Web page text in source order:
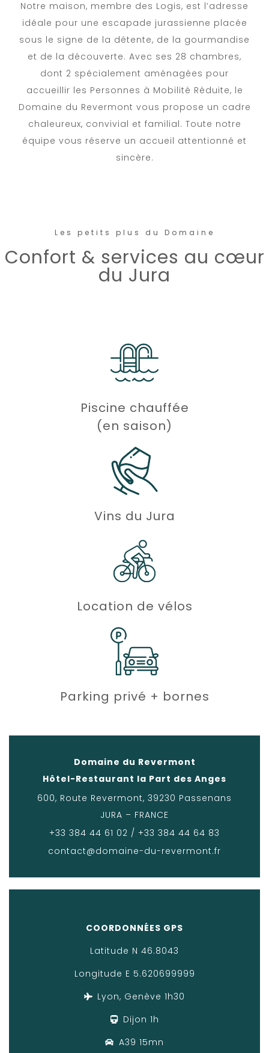
Notre maison, membre des Logis, est l’adresse
idéale pour une escapade jurassienne placée
sous le signe de la détente, de la gourmandise
et de la découverte. Avec ses 28 chambres,
dont 2 spécialement aménagées pour
accueillir les Personnes à Mobilité Réduite, le
Domaine du Revermont vous propose un cadre
chaleureux, convivial et familial. Toute notre
équipe vous réserve un accueil attentionné et
sincère.
Les petits plus du Domaine
Confort & services au cœur
du Jura
Piscine chauffée
(en saison)
Vins du Jura
Location de vélos
Parking privé + bornes
Domaine du Revermont
Hôtel-Restaurant la Part des Anges
600, Route Revermont, 39230 Passenans
JURA – FRANCE
+33 384 44 61 02 / +33 384 44 64 83
contact@domaine-du-revermont.fr
COORDONNÉES GPS
Latitude N 46.8043
Longitude E 5.620699999
Lyon, Genève 1h30
Dijon 1h
A39 15mn